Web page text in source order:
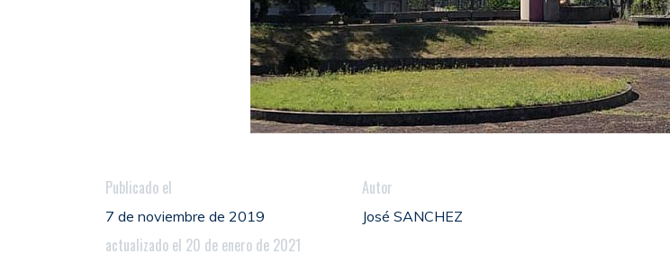
Publicado el
7 de noviembre de 2019
actualizado el 20 de enero de 2021
Autor
José SANCHEZ